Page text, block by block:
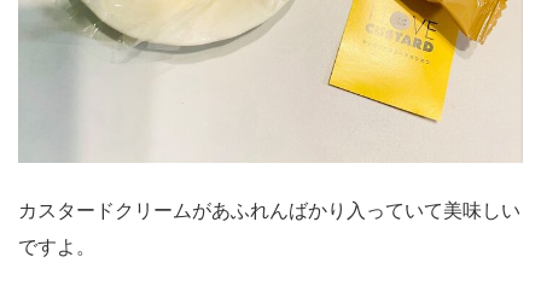
カスタードクリームがあふれんばかり入っていて美味しい
ですよ。